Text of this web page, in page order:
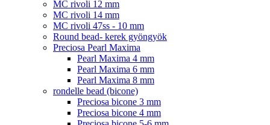
MC rivoli 12 mm
MC rivoli 14 mm
MC rivoli 47ss - 10 mm
Round bead- kerek gyöngyök
Preciosa Pearl Maxima
Pearl Maxima 4 mm
Pearl Maxima 6 mm
Pearl Maxima 8 mm
rondelle bead (bicone)
Preciosa bicone 3 mm
Preciosa bicone 4 mm